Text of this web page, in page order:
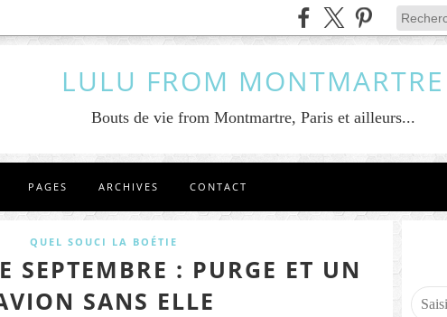
LULU FROM MONTMARTRE
Bouts de vie from Montmartre, Paris et ailleurs...
PAGES ARCHIVES CONTACT
QUEL SOUCI LA BOÉTIE
SEPTEMBRE : PURGE ET UN
SANS ELLE